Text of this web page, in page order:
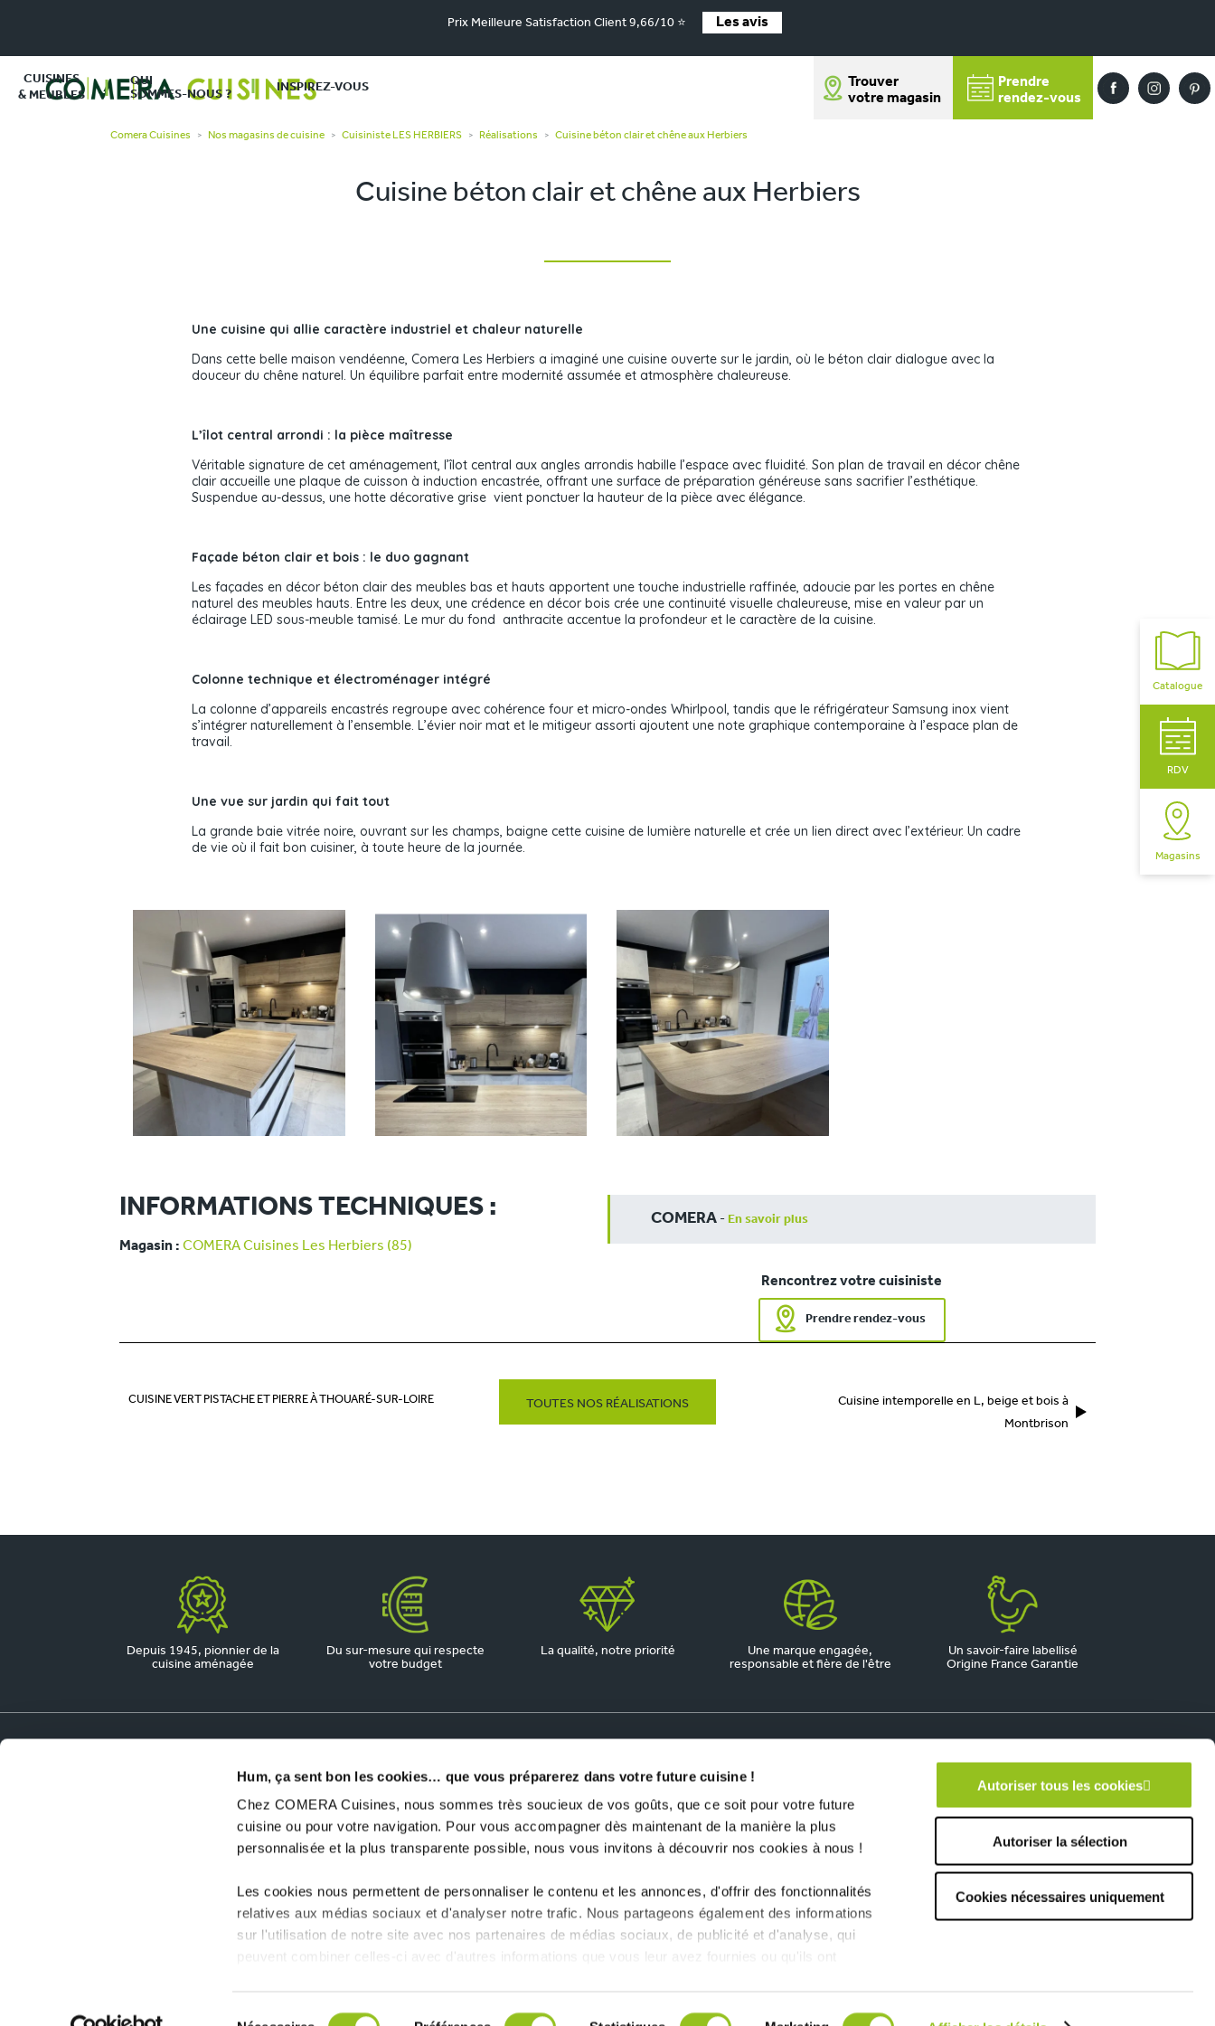
Hum, ça sent bon les cookies… que vous préparerez dans votre future cuisine !
Chez COMERA Cuisines, nous sommes très soucieux de vos goûts, que ce soit pour votre future
cuisine ou pour votre navigation. Pour vous accompagner dès maintenant de la manière la plus
personnalisée et la plus transparente possible, nous vous invitons à découvrir nos cookies à nous !
Les cookies nous permettent de personnaliser le contenu et les annonces, d'offrir des fonctionnalités
relatives aux médias sociaux et d'analyser notre trafic. Nous partageons également des informations
sur l'utilisation de notre site avec nos partenaires de médias sociaux, de publicité et d'analyse, qui
peuvent combiner celles-ci avec d'autres informations que vous leur avez fournies ou qu'ils ont
Autoriser tous les cookies
Autoriser la sélection
Cookies nécessaires uniquement
Prix Meilleure Satisfaction Client 9,66/10 ⭐ Les avis
CUISINES
& MEUBLES
QUI
SOMMES-NOUS ?
INSPIREZ-VOUS
Trouver
votre magasin
Prendre
rendez-vous
Catalogue
RDV
Magasins
Comera Cuisines > Nos magasins de cuisine > Cuisiniste LES HERBIERS > Réalisations > Cuisine béton clair et chêne aux Herbiers
Cuisine béton clair et chêne aux Herbiers
Une cuisine qui allie caractère industriel et chaleur naturelle
Dans cette belle maison vendéenne, Comera Les Herbiers a imaginé une cuisine ouverte sur le jardin, où le béton clair dialogue avec la
douceur du chêne naturel. Un équilibre parfait entre modernité assumée et atmosphère chaleureuse.
L’îlot central arrondi : la pièce maîtresse
Véritable signature de cet aménagement, l’îlot central aux angles arrondis habille l’espace avec fluidité. Son plan de travail en décor chêne
clair accueille une plaque de cuisson à induction encastrée, offrant une surface de préparation généreuse sans sacrifier l’esthétique.
Suspendue au-dessus, une hotte décorative grise vient ponctuer la hauteur de la pièce avec élégance.
Façade béton clair et bois : le duo gagnant
Les façades en décor béton clair des meubles bas et hauts apportent une touche industrielle raffinée, adoucie par les portes en chêne
naturel des meubles hauts. Entre les deux, une crédence en décor bois crée une continuité visuelle chaleureuse, mise en valeur par un
éclairage LED sous-meuble tamisé. Le mur du fond anthracite accentue la profondeur et le caractère de la cuisine.
Colonne technique et électroménager intégré
La colonne d’appareils encastrés regroupe avec cohérence four et micro-ondes Whirlpool, tandis que le réfrigérateur Samsung inox vient
s’intégrer naturellement à l’ensemble. L’évier noir mat et le mitigeur assorti ajoutent une note graphique contemporaine à l’espace plan de
travail.
Une vue sur jardin qui fait tout
La grande baie vitrée noire, ouvrant sur les champs, baigne cette cuisine de lumière naturelle et crée un lien direct avec l’extérieur. Un cadre
de vie où il fait bon cuisiner, à toute heure de la journée.
INFORMATIONS TECHNIQUES :
Magasin : COMERA Cuisines Les Herbiers (85)
COMERA - En savoir plus
Rencontrez votre cuisiniste
Prendre rendez-vous
CUISINE VERT PISTACHE ET PIERRE À THOUARÉ-SUR-LOIRE TOUTES NOS RÉALISATIONS
Cuisine intemporelle en L, beige et bois à
Montbrison
Depuis 1945, pionnier de la
cuisine aménagée
Du sur-mesure qui respecte
votre budget
La qualité, notre priorité
Une marque engagée,
responsable et fière de l'être
Un savoir-faire labellisé
Origine France Garantie
Ouvrir un magasin COMERA Cuisines